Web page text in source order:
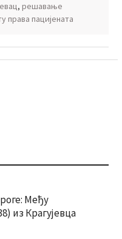
, решавање
права пацијената
Међу
из Крагујевца